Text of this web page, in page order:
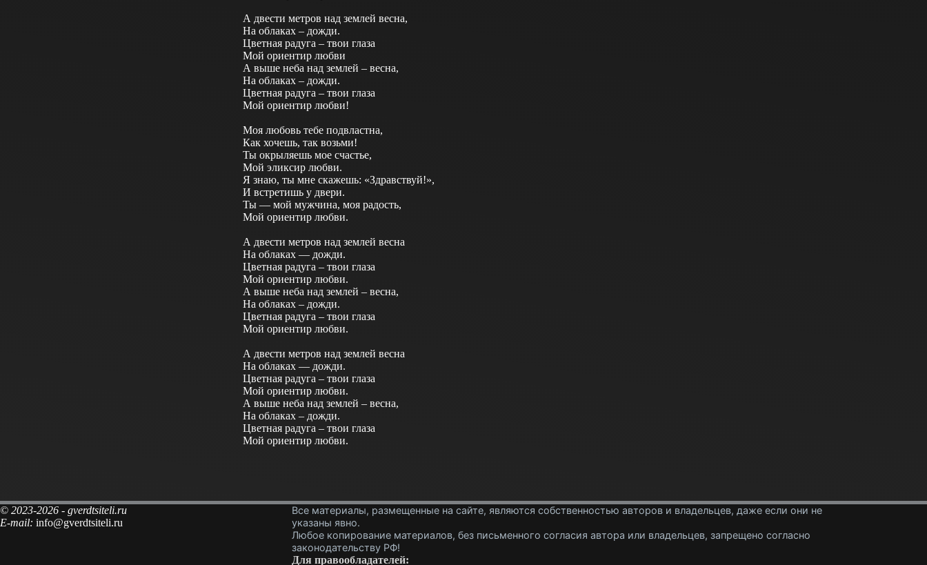
А двести метров над землей весна,
На облаках – дожди.
Цветная радуга – твои глаза
Мой ориентир любви
А выше неба над землей – весна,
На облаках – дожди.
Цветная радуга – твои глаза
Мой ориентир любви!
Моя любовь тебе подвластна,
Как хочешь, так возьми!
Ты окрыляешь мое счастье,
Мой эликсир любви.
Я знаю, ты мне скажешь: «Здравствуй!»,
И встретишь у двери.
Ты — мой мужчина, моя радость,
Мой ориентир любви.
А двести метров над землей весна
На облаках — дожди.
Цветная радуга – твои глаза
Мой ориентир любви.
А выше неба над землей – весна,
На облаках – дожди.
Цветная радуга – твои глаза
Мой ориентир любви.
А двести метров над землей весна
На облаках — дожди.
Цветная радуга – твои глаза
Мой ориентир любви.
А выше неба над землей – весна,
На облаках – дожди.
Цветная радуга – твои глаза
Мой ориентир любви.
© 2023-2026 - gverdtsiteli.ru
E-mail: info@gverdtsiteli.ru
Все материалы, размещенные на сайте, являются собственностью авторов и владельцев, даже если они не
указаны явно.
Любое копирование материалов, без письменного согласия автора или владельцев, запрещено согласно
законодательству РФ!
Для правообладателей: